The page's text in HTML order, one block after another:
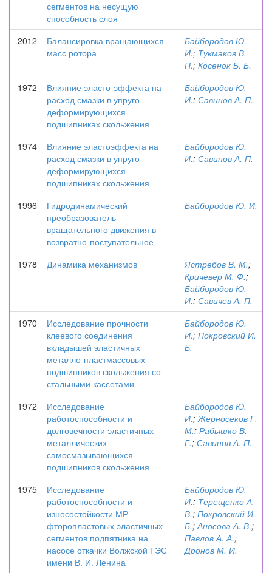
сегментов на несущую
способность слоя
2012
Балансировка вращающихся
масс ротора
Байбородов Ю.
И.; Тукмаков В.
П.; Косенок Б. Б.
1972
Влияние эласто-эффекта на
расход смазки в упруго-
деформирующихся
подшипниках скольжения
Байбородов Ю.
И.; Савинов А. П.
1974
Влияние эластоэффекта на
расход смазки в упруго-
деформирующихся
подшипниках скольжения
Байбородов Ю.
И.; Савинов А. П.
1996
Гидродинамический
преобразователь
вращательного движения в
возвратно-поступательное
Байбородов Ю. И.
1978 Динамика механизмов Ястребов В. М.;
Кричевер М. Ф.;
Байбородов Ю.
И.; Савичев А. П.
1970
Исследование прочности
клеевого соединения
вкладышей эластичных
металло-пластмассовых
подшипников скольжения со
стальными кассетами
Байбородов Ю.
И.; Покровский И.
Б.
1972
Исследование
работоспособности и
долговечности эластичных
металлических
самосмазывающихся
подшипников скольжения
Байбородов Ю.
И.;Жерносеков Г.
М.; Рабышко В.
Г.; Савинов А. П.
1975
Исследование
работоспособности и
износостойкости МР-
фторопластовых эластичных
сегментов подпятника на
насосе откачки Волжской ГЭС
имени В. И. Ленина
Байбородов Ю.
И.; Терещенко А.
В.; Покровский И.
Б.;Аносова А. В.;
Павлов А. А.;
Дронов М. И.